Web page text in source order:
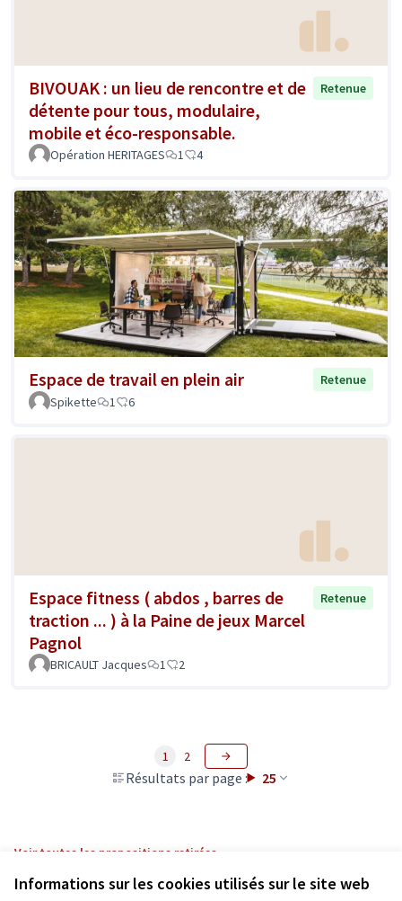
Informations sur les cookies utilisés sur le site web
BIVOUAK : un lieu de rencontre et de
détente pour tous, modulaire,
mobile et éco-responsable.
Retenue
Opération HERITAGES 1 4
Espace de travail en plein air
Retenue
Spikette
1 6
Espace fitness ( abdos , barres de
traction ... ) à la Paine de jeux Marcel
Pagnol
Retenue
BRICAULT Jacques 1 2
Résultats par page : 25
1 2
Voir toutes les propositions retirées